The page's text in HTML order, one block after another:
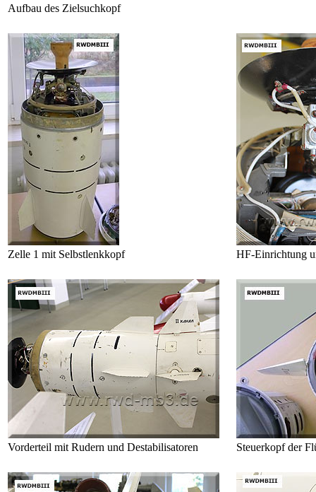
Aufbau des Zielsuchkopf
Zelle 1 mit Selbstlenkkopf HF-Einrichtung
Vorderteil mit Rudern und Destabilisatoren Steuerkopf der